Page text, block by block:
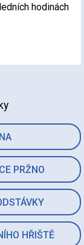
PRŽNO
HŘIŠTĚ
hodinách